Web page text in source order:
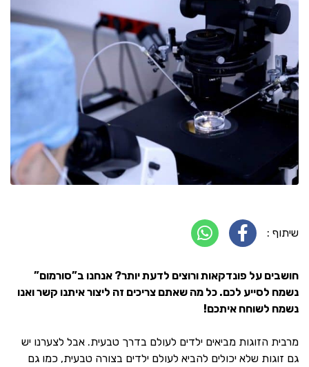
שיתוף :
חושבים על פונדקאות ורוצים לדעת יותר? אנחנו ב”סורמום”
נשמח לסייע לכם. כל מה שאתם צריכים זה ליצור איתנו קשר ואנו
נשמח לשוחח איתכם!
מרבית הזוגות מביאים ילדים לעולם בדרך טבעית. אבל לצערנו יש
גם זוגות שלא יכולים להביא לעולם ילדים בצורה טבעית, כמו גם